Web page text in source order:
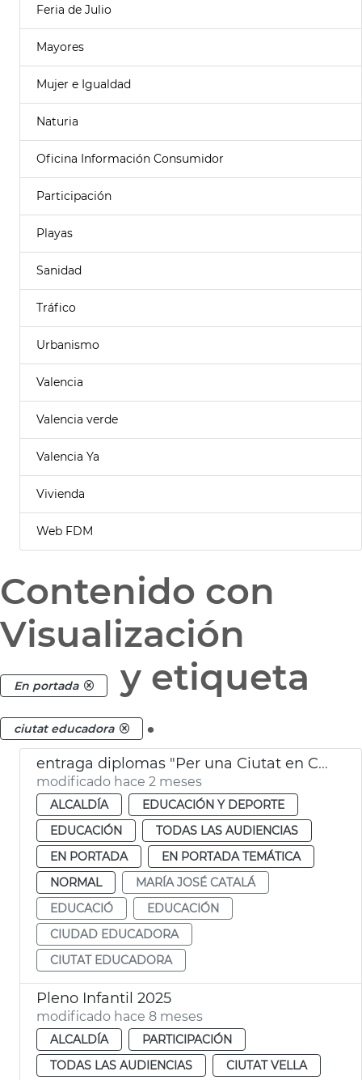
Feria de Julio
Mayores
Mujer e Igualdad
Naturia
Oficina Información Consumidor
Participación
Playas
Sanidad
Tráfico
Urbanismo
Valencia
Valencia verde
Valencia Ya
Vivienda
Web FDM
Contenido con
Visualización
En portada y etiqueta
ciutat educadora .
entraga diplomas "Per una Ciutat en Convivència"
modificado hace 2 meses
ALCALDÍA
EDUCACIÓN Y DEPORTE
EDUCACIÓN
TODAS LAS AUDIENCIAS
EN PORTADA
EN PORTADA TEMÁTICA
NORMAL
MARÍA JOSÉ CATALÁ
EDUCACIÓ
EDUCACIÓN
CIUDAD EDUCADORA
CIUTAT EDUCADORA
Pleno Infantil 2025
modificado hace 8 meses
ALCALDÍA
PARTICIPACIÓN
TODAS LAS AUDIENCIAS
CIUTAT VELLA